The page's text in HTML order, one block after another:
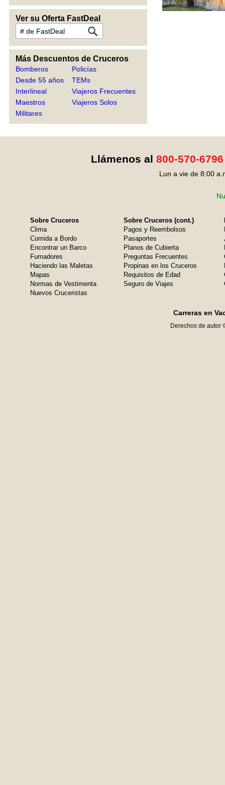
Ver su Oferta FastDeal
Más Descuentos de Cruceros
Bomberos
Desde 55 años
Interlineal
Maestros
Militares
Policías
TEMs
Viajeros Frecuentes
Viajeros Solos
Llámenos al 800-570-6796
Lun a vie de 8:00
Sobre Cruceros
Clima
Comida a Bordo
Encontrar un Barco
Fumadores
Haciendo las Maletas
Mapas
Normas de Vestimenta
Nuevos Cruceristas
Sobre Cruceros (cont.)
Pagos y Reembolsos
Pasaportes
Planos de Cubierta
Preguntas Frecuentes
Propinas en los Cruceros
Requisitos de Edad
Seguro de Viajes
Carreras en
Derechos de autor